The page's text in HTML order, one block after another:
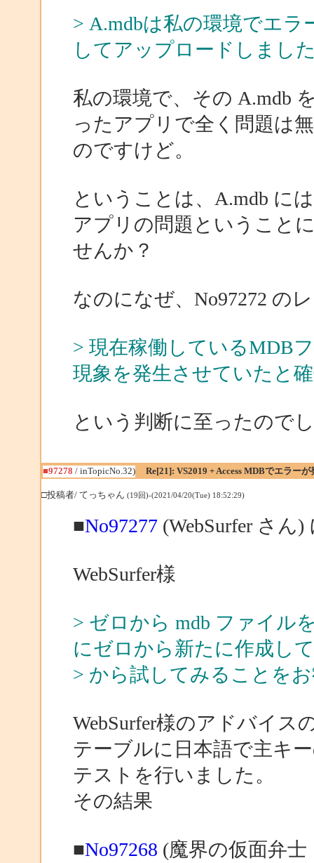
> A.mdbは私の環境でエ
してアップロードしまし
私の環境で、その A.mdb
ったアプリで全く問題は
のですけど。
ということは、A.mdb に
アプリの問題ということ
せんか？
なのになぜ、No97272 の
> 現在稼働しているMDB
現象を発生させていたと
という判断に至ったので
■97278 / inTopicNo.32) Re[21]: VS2019 + Access MDBでエラーが
□投稿者/ てっちゃん (19回)-(2021/04/20(Tue) 18:52:29)
■No97277(WebSurfer さん)
WebSurfer様
> ゼロから mdb ファイル
にゼロから新たに作成し
> から試してみることを
WebSurfer様のアドバイス
テーブルに日本語で主キ
テストを行いました。
その結果
■No97268 (魔界の仮面弁